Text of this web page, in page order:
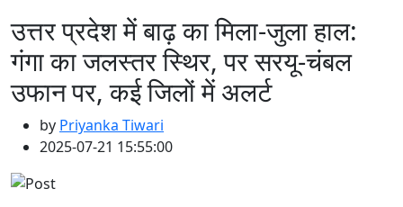
उत्तर प्रदेश में बाढ़ का मिला-जुला हाल:
गंगा का जलस्तर स्थिर, पर सरयू-चंबल
उफान पर, कई जिलों में अलर्ट
by Priyanka Tiwari
2025-07-21 15:55:00